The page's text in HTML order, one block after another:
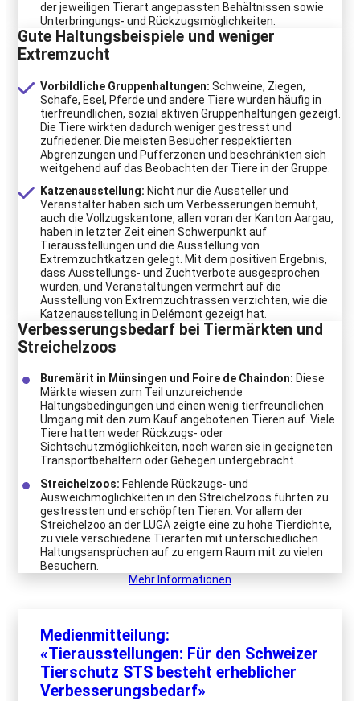
der jeweiligen Tierart angepassten Behältnissen sowie
Unterbringungs- und Rückzugsmöglichkeiten.
Gute Haltungsbeispiele und weniger
Extremzucht
Vorbildliche Gruppenhaltungen: Schweine, Ziegen,
Schafe, Esel, Pferde und andere Tiere wurden häufig in
tierfreundlichen, sozial aktiven Gruppenhaltungen gezeigt.
Die Tiere wirkten dadurch weniger gestresst und
zufriedener. Die meisten Besucher respektierten
Abgrenzungen und Pufferzonen und beschränkten sich
weitgehend auf das Beobachten der Tiere in der Gruppe.
Katzenausstellung: Nicht nur die Aussteller und
Veranstalter haben sich um Verbesserungen bemüht,
auch die Vollzugskantone, allen voran der Kanton Aargau,
haben in letzter Zeit einen Schwerpunkt auf
Tierausstellungen und die Ausstellung von
Extremzuchtkatzen gelegt. Mit dem positiven Ergebnis,
dass Ausstellungs- und Zuchtverbote ausgesprochen
wurden, und Veranstaltungen vermehrt auf die
Ausstellung von Extremzuchtrassen verzichten, wie die
Katzenausstellung in Delémont gezeigt hat.
Verbesserungsbedarf bei Tiermärkten und
Streichelzoos
Buremärit in Münsingen und Foire de Chaindon: Diese
Märkte wiesen zum Teil unzureichende
Haltungsbedingungen und einen wenig tierfreundlichen
Umgang mit den zum Kauf angebotenen Tieren auf. Viele
Tiere hatten weder Rückzugs- oder
Sichtschutzmöglichkeiten, noch waren sie in geeigneten
Transportbehältern oder Gehegen untergebracht.
Streichelzoos: Fehlende Rückzugs- und
Ausweichmöglichkeiten in den Streichelzoos führten zu
gestressten und erschöpften Tieren. Vor allem der
Streichelzoo an der LUGA zeigte eine zu hohe Tierdichte,
zu viele verschiedene Tierarten mit unterschiedlichen
Haltungsansprüchen auf zu engem Raum mit zu vielen
Besuchern.
Mehr Informationen
Medienmitteilung:
«Tierausstellungen: Für den Schweizer
Tierschutz STS besteht erheblicher
Verbesserungsbedarf»